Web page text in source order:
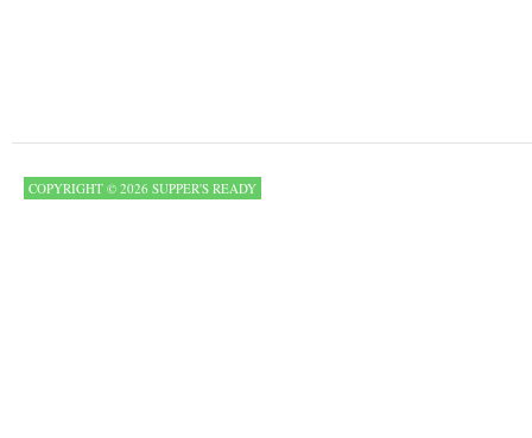
COPYRIGHT © 2026 SUPPER'S READY